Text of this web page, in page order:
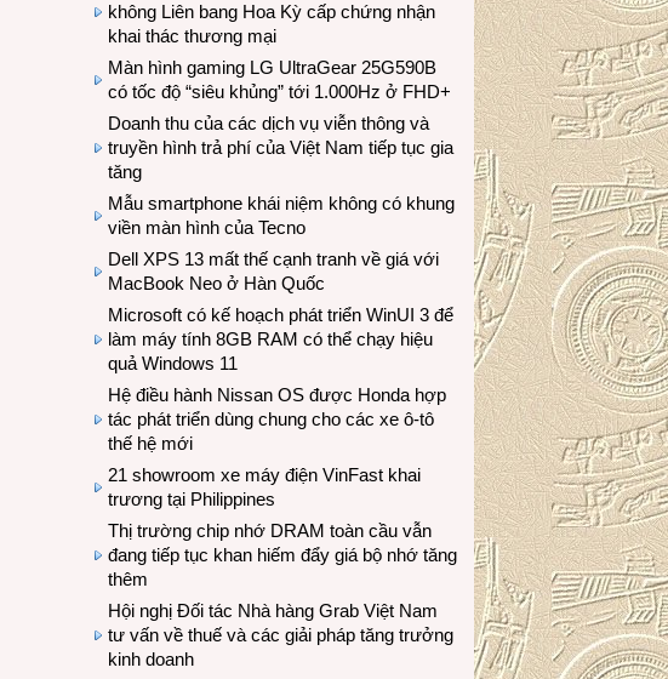
không Liên bang Hoa Kỳ cấp chứng nhận
khai thác thương mại
Màn hình gaming LG UltraGear 25G590B
có tốc độ “siêu khủng” tới 1.000Hz ở FHD+
Doanh thu của các dịch vụ viễn thông và
truyền hình trả phí của Việt Nam tiếp tục gia
tăng
Mẫu smartphone khái niệm không có khung
viền màn hình của Tecno
Dell XPS 13 mất thế cạnh tranh về giá với
MacBook Neo ở Hàn Quốc
Microsoft có kế hoạch phát triển WinUI 3 để
làm máy tính 8GB RAM có thể chạy hiệu
quả Windows 11
Hệ điều hành Nissan OS được Honda hợp
tác phát triển dùng chung cho các xe ô-tô
thế hệ mới
21 showroom xe máy điện VinFast khai
trương tại Philippines
Thị trường chip nhớ DRAM toàn cầu vẫn
đang tiếp tục khan hiếm đẩy giá bộ nhớ tăng
thêm
Hội nghị Đối tác Nhà hàng Grab Việt Nam
tư vấn về thuế và các giải pháp tăng trưởng
kinh doanh